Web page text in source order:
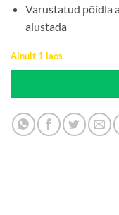
Varustatud pöidla
alustada
Ainult 1 laos